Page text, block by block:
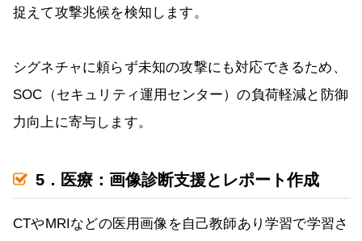
捉えて攻撃兆候を検知します。
シグネチャに頼らず未知の攻撃にも対応できるため、
SOC（セキュリティ運用センター）の負荷軽減と防御
力向上に寄与します。
5．医療：画像診断支援とレポート作成
CTやMRIなどの医用画像を自己教師あり学習で学習さ